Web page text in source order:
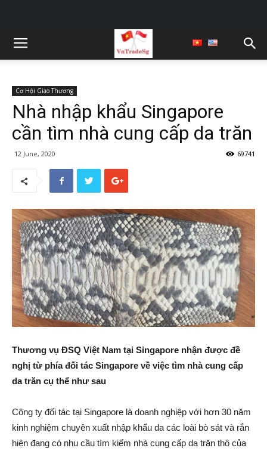
Cơ Hội Giao Thương
Nhà nhập khẩu Singapore
cần tìm nhà cung cấp da trăn
12 June, 2020 69741
Thương vụ ĐSQ Việt Nam tại Singapore nhận được đề
nghị từ phía đối tác Singapore về việc tìm nhà cung cấp
da trăn cụ thể như sau
Công ty đối tác tại Singapore là doanh nghiệp với hơn 30 năm
kinh nghiệm chuyên xuất nhập khẩu da các loài bò sát và rắn
hiện đang có nhu cầu tìm kiếm nhà cung cấp da trăn thô của